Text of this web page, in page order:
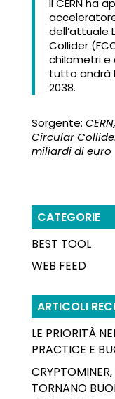
dell’attuale
Collider
chilometri e
tutto andrà
2038.
Sorgente:
Circular
miliardi di euro
CATEGORIE
BEST TOOL
WEB FEED
ARTICOLI
LE PRIORITÀ
PRACTICE E
TORNANO